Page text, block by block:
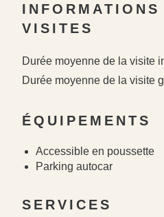
VISITES
Durée moyenne de la visite
Durée moyenne de la visite
ÉQUIPEMENTS
Accessible en poussette
Parking autocar
SERVICES